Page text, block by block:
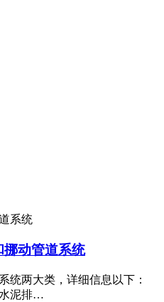
动管道系统
统两大类，详细信息以下
泥排…